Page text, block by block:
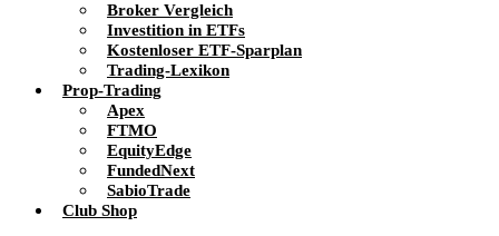
Broker Vergleich
Investition in ETFs
Kostenloser ETF-Sparplan
Trading-Lexikon
Prop-Trading
Apex
FTMO
EquityEdge
FundedNext
SabioTrade
Club Shop